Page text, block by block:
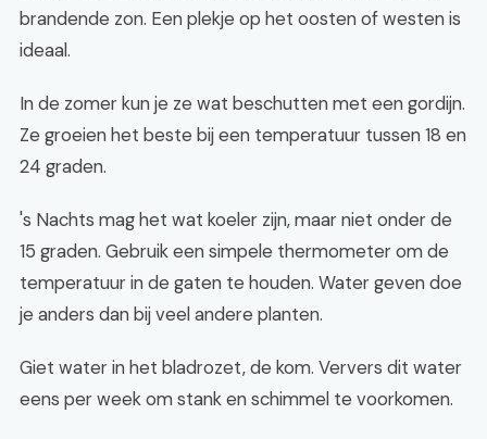
brandende zon. Een plekje op het oosten of westen is
ideaal.
In de zomer kun je ze wat beschutten met een gordijn.
Ze groeien het beste bij een temperatuur tussen 18 en
24 graden.
's Nachts mag het wat koeler zijn, maar niet onder de
15 graden. Gebruik een simpele thermometer om de
temperatuur in de gaten te houden. Water geven doe
je anders dan bij veel andere planten.
Giet water in het bladrozet, de kom. Ververs dit water
eens per week om stank en schimmel te voorkomen.